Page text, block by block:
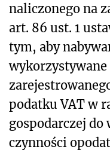
naliczonego na
art. 86 ust. 1
tym, aby
wykorzystywane
podatku VAT w
gospodarczej
czynności